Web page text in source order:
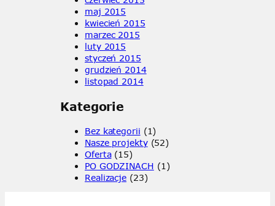
maj 2015
kwiecień 2015
marzec 2015
luty 2015
styczeń 2015
grudzień 2014
listopad 2014
Kategorie
Bez kategorii (1)
Nasze projekty(52)
Oferta(15)
PO GODZINACH (1)
Realizacje (23)